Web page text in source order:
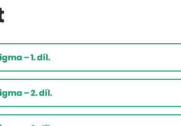
– 1. díl.
– 2. díl.